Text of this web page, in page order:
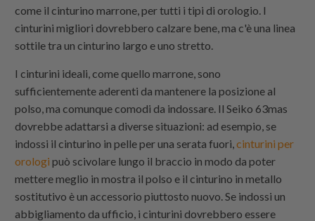
come il cinturino marrone, per tutti i tipi di orologio. I
cinturini migliori dovrebbero calzare bene, ma c'è una linea
sottile tra un cinturino largo e uno stretto.
I cinturini ideali, come quello marrone, sono
sufficientemente aderenti da mantenere la posizione al
polso, ma comunque comodi da indossare. Il Seiko 63mas
dovrebbe adattarsi a diverse situazioni: ad esempio, se
indossi il cinturino in pelle per una serata fuori,cinturini per
orologi può scivolare lungo il braccio in modo da poter
mettere meglio in mostra il polso e il cinturino in metallo
sostitutivo è un accessorio piuttosto nuovo. Se indossi un
abbigliamento da ufficio, i cinturini dovrebbero essere